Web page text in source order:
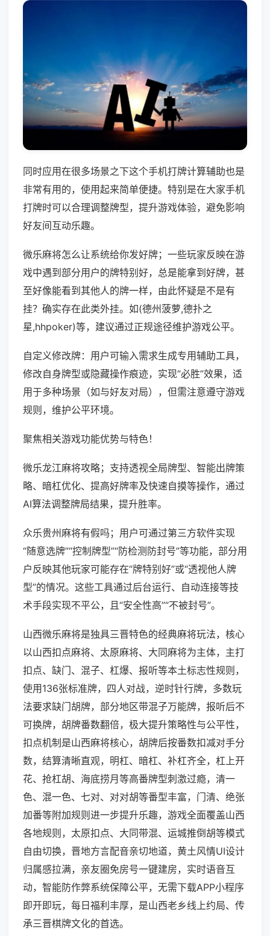
同时应用在很多场景之下这个手机打牌计算辅助也是
非常有用的，使用起来简单便捷。特别是在大家手机
打牌时可以合理调整牌型，提升游戏体验，避免影响
好友间互动乐趣。
微乐麻将怎么让系统给你发好牌；一些玩家反映在游
戏中遇到部分用户的牌特别好，总是能拿到好牌，甚
至好像能看到其他人的牌一样，由此怀疑是不是有
挂？确实存在此类外挂。如(德州菠萝,德扑之
星,hhpoker)等，建议通过正规途径维护游戏公平。
自定义修改牌：用户可输入需求生成专用辅助工具，
修改自身牌型或隐藏操作痕迹，实现“必胜”效果，适
用于多种场景（如与好友对局），但需注意遵守游戏
规则，维护公平环境。
聚焦相关游戏功能优势与特色！
微乐龙江麻将攻略；支持透视全局牌型、智能出牌策
略、暗杠优化、提高好牌率及快速自摸等操作，通过
AI算法调整牌局结果，提升胜率。
众乐贵州麻将有假吗；用户可通过第三方软件实现
“随意选牌”“控制牌型”“防检测防封号”等功能，部分用
户反映其他玩家可能存在“牌特别好”或“透视他人牌
型”的情况。这些工具通过后台运行、自动连接等技
术手段实现不平公，且“安全性高”“不被封号”。
山西微乐麻将是独具三晋特色的经典麻将玩法，核心
以山西扣点麻将、太原麻将、大同麻将为主体，主打
扣点、缺门、混子、杠爆、报听等本土标志性规则，
使用136张标准牌，四人对战，逆时针行牌，多数玩
法要求缺门胡牌，部分地区带混子万能牌，报听后不
可换牌，胡牌番数翻倍，极大提升策略性与公平性，
扣点机制是山西麻将核心，胡牌后按番数扣减对手分
数，结算清晰直观，明杠、暗杠、补杠齐全，杠上开
花、抢杠胡、海底捞月等高番牌型刺激过瘾，清一
色、混一色、七对、对对胡等番型丰富，门清、绝张
加番等附加规则进一步提升乐趣，游戏全面覆盖山西
各地规则，太原扣点、大同带混、运城推倒胡等模式
自由切换，晋地方言配音亲切地道，黄土风情UI设计
归属感拉满，亲友圈免房号一键建房，实时语音互
动，智能防作弊系统保障公平，无需下载APP小程序
即开即玩，每日福利丰厚，是山西老乡线上约局、传
承三晋棋牌文化的首选。